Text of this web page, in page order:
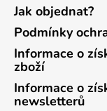
Jak objednat?
Podmínky
Informace o
zboží
Informace o
newsletterů